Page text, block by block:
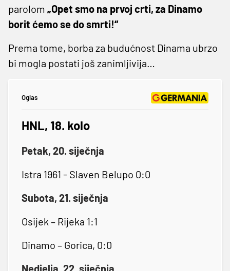
parolom „Opet smo na prvoj crti, za Dinamo
borit ćemo se do smrti!“
Prema tome, borba za budućnost Dinama ubrzo
bi mogla postati još zanimljivija…
Oglas
HNL, 18. kolo
Petak, 20. siječnja
Istra 1961 - Slaven Belupo 0:0
Subota, 21. siječnja
Osijek – Rijeka 1:1
Dinamo – Gorica, 0:0
Nedjelja, 22. siječnja